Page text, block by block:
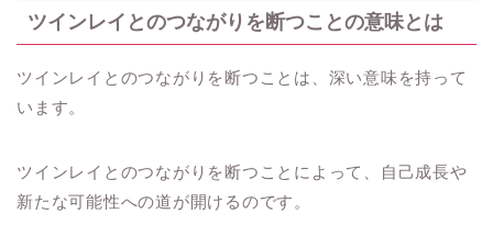
ツインレイとのつながりを断つことの意味とは
ツインレイとのつながりを断つことは、深い意味を持って
います。
ツインレイとのつながりを断つことによって、自己成長や
新たな可能性への道が開けるのです。